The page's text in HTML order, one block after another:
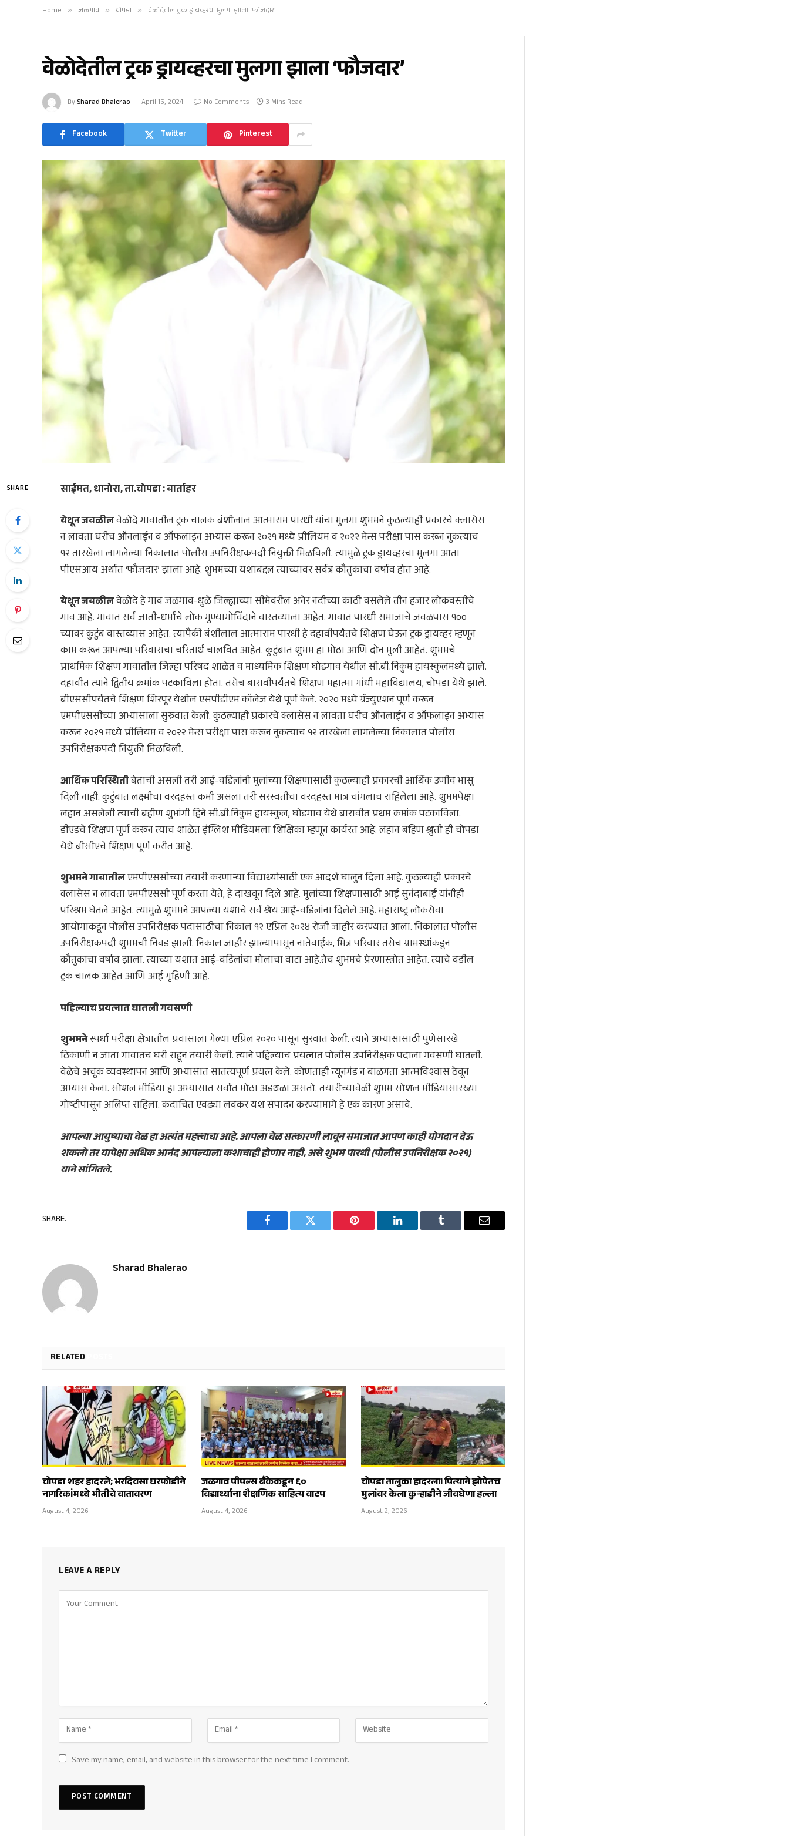
Home » जळगाव » चोपडा » वेळोदेतील ट्रक ड्रायव्हरचा मुलगा झाला ‘फौजदार’
वेळोदेतील ट्रक ड्रायव्हरचा मुलगा झाला ‘फौजदार’
By Sharad Bhalerao April 15, 2024 No Comments 3 Mins Read
Facebook Twitter Pinterest
SHARE
साईमत, धानोरा, ता.चोपडा : वार्ताहर
येथून जवळीलवेळोदे गावातील ट्रक चालक बंशीलाल आत्माराम पारधी यांचा मुलगा शुभमने कुठल्याही प्रकारचे क्लासेस
न लावता घरीच ऑनलाईन व ऑफलाइन अभ्यास करून २०२१ मध्ये प्रीलियम व २०२२ मेन्स परीक्षा पास करून नुकत्याच
१२ तारखेला लागलेल्या निकालात पोलीस उपनिरीक्षकपदी नियुक्ती मिळविली. त्यामुळे ट्रक ड्रायव्हरचा मुलगा आता
पीएसआय अर्थात ‘फौजदार’ झाला आहे. शुभमच्या यशाबद्दल त्याच्यावर सर्वत्र कौतुकाचा वर्षाव होत आहे.
येथून जवळीलवेळोदे हे गाव जळगाव-धुळे जिल्ह्याच्या सीमेवरील अनेर नदीच्या काठी वसलेले तीन हजार लोकवस्तीचे
गाव आहे. गावात सर्व जाती-धर्माचे लोक गुण्यागोविंदाने वास्तव्याला आहेत. गावात पारधी समाजाचे जवळपास १००
च्यावर कुटुंब वास्तव्यास आहेत. त्यापैकी बंशीलाल आत्माराम पारधी हे दहावीपर्यंतचे शिक्षण घेऊन ट्रक ड्रायव्हर म्हणून
काम करून आपल्या परिवाराचा चरितार्थ चालवित आहेत. कुटुंबात शुभम हा मोठा आणि दोन मुली आहेत. शुभमचे
प्राथमिक शिक्षण गावातील जिल्हा परिषद शाळेत व माध्यमिक शिक्षण घोडगाव येथील सी.बी.निकुम हायस्कुलमध्ये झाले.
दहावीत त्यांने द्वितीय क्रमांक पटकाविला होता. तसेच बारावीपर्यंतचे शिक्षण महात्मा गांधी महाविद्यालय, चोपडा येथे झाले.
बीएससीपर्यंतचे शिक्षण शिरपूर येथील एसपीडीएम कॉलेज येथे पूर्ण केले. २०२० मध्ये ग्रॅज्युएशन पूर्ण करून
एमपीएससीच्या अभ्यासाला सुरुवात केली. कुठल्याही प्रकारचे क्लासेस न लावता घरीच ऑनलाईन व ऑफलाइन अभ्यास
करून २०२१ मध्ये प्रीलियम व २०२२ मेन्स परीक्षा पास करून नुकत्याच १२ तारखेला लागलेल्या निकालात पोलीस
उपनिरीक्षकपदी नियुक्ती मिळविली.
आर्थिक परिस्थितीबेताची असली तरी आई-वडिलांनी मुलांच्या शिक्षणासाठी कुठल्याही प्रकारची आर्थिक उणीव भासू
दिली नाही. कुटुंबात लक्ष्मीचा वरदहस्त कमी असला तरी सरस्वतीचा वरदहस्त मात्र चांगलाच राहिलेला आहे. शुभमपेक्षा
लहान असलेली त्याची बहीण शुभांगी हिने सी.बी.निकुम हायस्कुल, घोडगाव येथे बारावीत प्रथम क्रमांक पटकाविला.
डीएडचे शिक्षण पूर्ण करून त्याच शाळेत इंग्लिश मीडियमला शिक्षिका म्हणून कार्यरत आहे. लहान बहिण श्रुती ही चोपडा
येथे बीसीएचे शिक्षण पूर्ण करीत आहे.
शुभमने गावातीलएमपीएससीच्या तयारी करणाऱ्या विद्यार्थ्यांसाठी एक आदर्श घालुन दिला आहे. कुठल्याही प्रकारचे
क्लासेस न लावता एमपीएससी पूर्ण करता येते, हे दाखवून दिले आहे. मुलांच्या शिक्षणासाठी आई सुनंदाबाई यांनीही
परिश्रम घेतले आहेत. त्यामुळे शुभमने आपल्या यशाचे सर्व श्रेय आई-वडिलांना दिलेले आहे. महाराष्ट्र लोकसेवा
आयोगाकडून पोलीस उपनिरीक्षक पदासाठीचा निकाल १२ एप्रिल २०२४ रोजी जाहीर करण्यात आला. निकालात पोलीस
उपनिरीक्षकपदी शुभमची निवड झाली. निकाल जाहीर झाल्यापासून नातेवाईक, मित्र परिवार तसेच ग्रामस्थांकडून
कौतुकाचा वर्षाव झाला. त्याच्या यशात आई-वडिलांचा मोलाचा वाटा आहे.तेच शुभमचे प्रेरणास्त्रोत आहेत. त्याचे वडील
ट्रक चालक आहेत आणि आई गृहिणी आहे.
पहिल्याच प्रयत्नात घातली गवसणी
शुभमनेस्पर्धा परीक्षा क्षेत्रातील प्रवासाला गेल्या एप्रिल २०२० पासून सुरवात केली. त्याने अभ्यासासाठी पुणेसारखे
ठिकाणी न जाता गावातच घरी राहून तयारी केली. त्याने पहिल्याच प्रयत्नात पोलीस उपनिरीक्षक पदाला गवसणी घातली.
वेळेचे अचूक व्यवस्थापन आणि अभ्यासात सातत्यपूर्ण प्रयत्न केले. कोणताही न्यूनगंड न बाळगता आत्मविश्‍वास ठेवून
अभ्यास केला. सोशल मीडिया हा अभ्यासात सर्वात मोठा अडथळा असतो. तयारीच्यावेळी शुभम सोशल मीडियासारख्या
गोष्टीपासून अलिप्त राहिला. कदाचित एवढ्या लवकर यश संपादन करण्यामागे हे एक कारण असावे.
आपल्या आयुष्याचा वेळ हा अत्यंत महत्त्वाचा आहे. आपला वेळ सत्कारणी लावून समाजात आपण काही योगदान देऊ
शकलो तर यापेक्षा अधिक आनंद आपल्याला कशाचाही होणार नाही, असे शुभम पारधी (पोलीस उपनिरीक्षक २०२१)
याने सांगितले.
SHARE.
Facebook Twitter Pinterest LinkedIn Tumblr Email
Sharad Bhalerao
RELATED
चोपडा शहर हादरले; भरदिवसा घरफोडीने
नागरिकांमध्ये भीतीचे वातावरण
August 4, 2026
जळगाव पीपल्स बँकेकडून ६०
विद्यार्थ्यांना शैक्षणिक साहित्य वाटप
August 4, 2026
चोपडा तालुका हादरला! पित्याने झोपेतच
मुलांवर केला कुऱ्हाडीने जीवघेणा हल्ला
August 2, 2026
LEAVE A REPLY
Save my name, email, and website in this browser for the next time I comment.